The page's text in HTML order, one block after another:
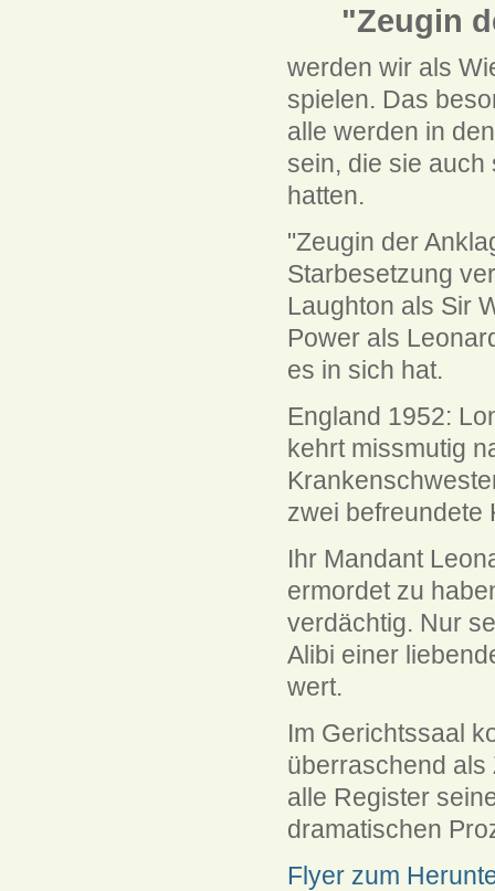
"Zeugin
werden wir als
spielen. Das
alle werden in
sein, die sie
hatten.
"Zeugin der
Starbesetzung
Laughton als Sir
Power als
es in sich hat.
England 1952:
kehrt missmutig
zwei befreundete
Ihr Mandant
ermordet zu
verdächtig. Nur
Alibi einer
wert.
Im Gerichtssaal
überraschend als
alle Register
dramatischen
Flyer zum